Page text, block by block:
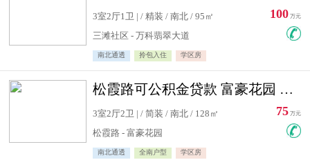
3室2厅1卫 | / 精装 / 南北 / 95㎡
三滩社区 - 万科翡翠大道
南北通透 拎包入住 学区房
100 万元
松霞路可公积金贷款 富豪花园 复式住宅急售送小棚
3室2厅2卫 | / 简装 / 南北 / 128㎡
松霞路 - 富豪花园
南北通透 全南户型 学区房
75 万元